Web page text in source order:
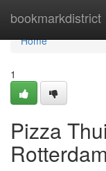
bookmarkdistrict
Home
Home
1
Pizza